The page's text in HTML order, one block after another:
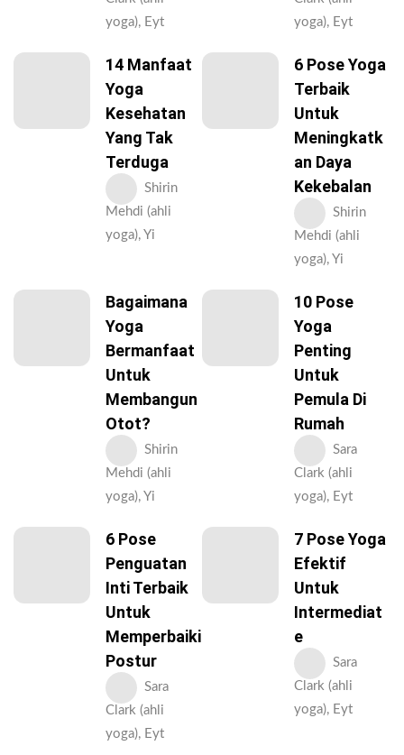
yoga), Eyt
yoga), Eyt
14 Manfaat
Yoga
Kesehatan
Yang Tak
Terduga
Shirin
Mehdi (ahli
yoga), Yi
6 Pose Yoga
Terbaik
Untuk
Meningkatk
An Daya
Kekebalan
Shirin
Mehdi (ahli
yoga), Yi
Bagaimana
Yoga
Bermanfaat
Untuk
Membangun
Otot?
Shirin
Mehdi (ahli
yoga), Yi
10 Pose
Yoga
Penting
Untuk
Pemula Di
Rumah
Sara
Clark (ahli
yoga), Eyt
6 Pose
Penguatan
Inti Terbaik
Untuk
Memperbaiki
Postur
Sara
Clark (ahli
yoga), Eyt
7 Pose Yoga
Efektif
Untuk
Intermediat
E
Sara
Clark (ahli
yoga), Eyt